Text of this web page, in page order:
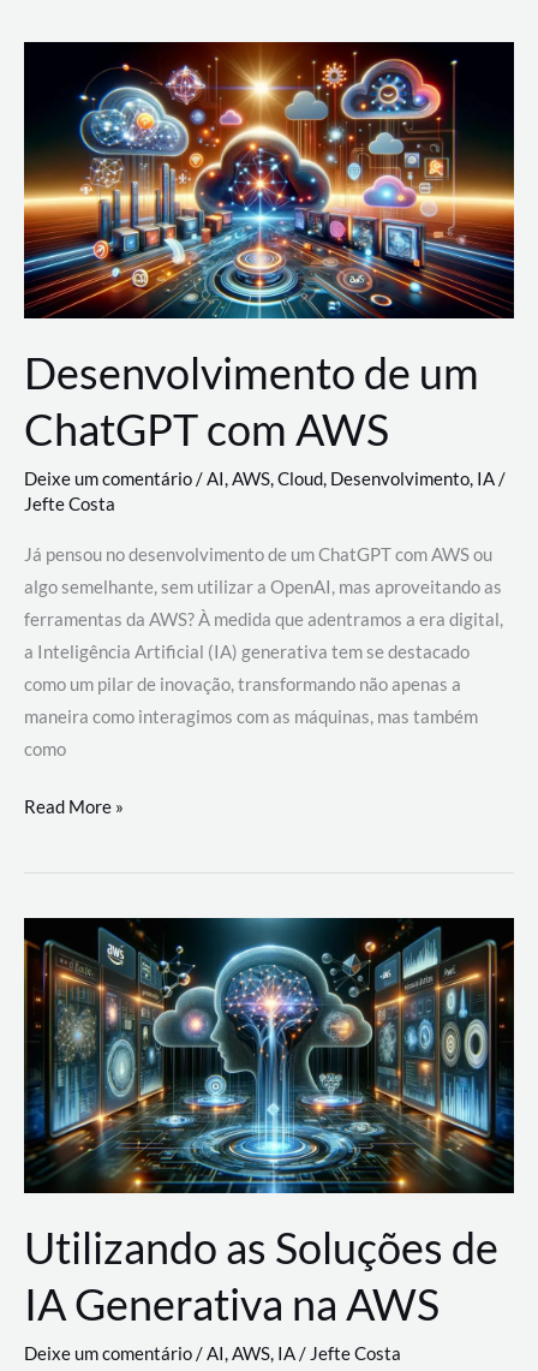
Nuvem:
Google
Cloud,
AWS
e
Azure
Desenvolvimento de um
ChatGPT com AWS
Deixe um comentário/AI,AWS,Cloud, Desenvolvimento, IA/
Jefte Costa
Já pensou no desenvolvimento de um ChatGPT com AWS ou
algo semelhante, sem utilizar a OpenAI, mas aproveitando as
ferramentas da AWS? À medida que adentramos a era digital,
a Inteligência Artificial (IA) generativa tem se destacado
como um pilar de inovação, transformando não apenas a
maneira como interagimos com as máquinas, mas também
como
Desenvolvimento
um
com
AWS
Read More »
Utilizando as Soluções de
IA Generativa na AWS
Deixe um comentário/AI,AWS, IA/Jefte Costa